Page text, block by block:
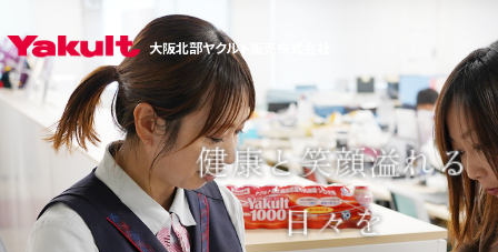
大阪北部ヤクルト販売株式会社
地域とともに生きる
自分自身の健康を願
う
健康と笑顔溢れる
日々を